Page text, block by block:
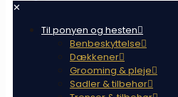
✕
Til ponyen og hesten
Benbeskyttelse
Dækkener
Grooming & pleje
Sadler & tilbehør